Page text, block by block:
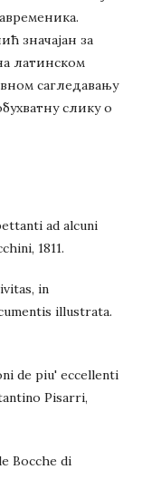
значајан за
латинском
сагледавању
слику о
ad alcuni
1811.
in
illustrata.
de piu' eccellenti
Pisarri,
Bocche di